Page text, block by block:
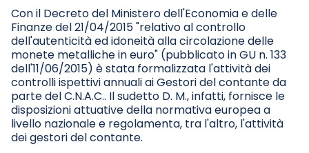
Con il Decreto del Ministero dell'Economia e delle
Finanze del 21/04/2015 "relativo al controllo
dell'autenticità ed idoneità alla circolazione delle
monete metalliche in euro" (pubblicato in GU n. 133
dell'11/06/2015) è stata formalizzata l'attività dei
controlli ispettivi annuali ai Gestori del contante da
parte del C.N.A.C.. Il sudetto D. M., infatti, fornisce le
disposizioni attuative della normativa europea a
livello nazionale e regolamenta, tra l'altro, l'attività
dei gestori del contante.